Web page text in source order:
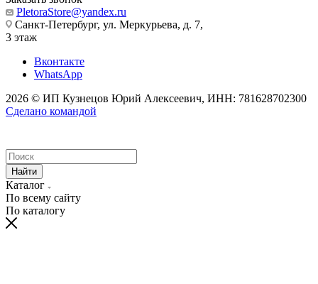
PletoraStore@yandex.ru
Санкт-Петербург, ул. Меркурьева, д. 7,
3 этаж
Вконтакте
WhatsApp
2026 © ИП Кузнецов Юрий Алексеевич, ИНН: 781628702300
Сделано командой
Найти
Каталог
По всему сайту
По каталогу